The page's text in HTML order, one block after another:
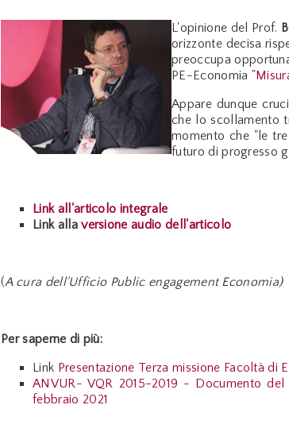
L'opinione del Prof.
orizzonte decisa
preoccupa
PE-Economia
Appare dunque
che lo scollamento
momento che "le
futuro di progresso
Link all'articolo integrale
Link allaversione audio dell'articolo
(A cura dell'Ufficio Public engagement Economia)
Per saperne di più:
Link Presentazione Terza missione Facoltà di
ANVUR- VQR 2015-2019 - Documento
febbraio 2021